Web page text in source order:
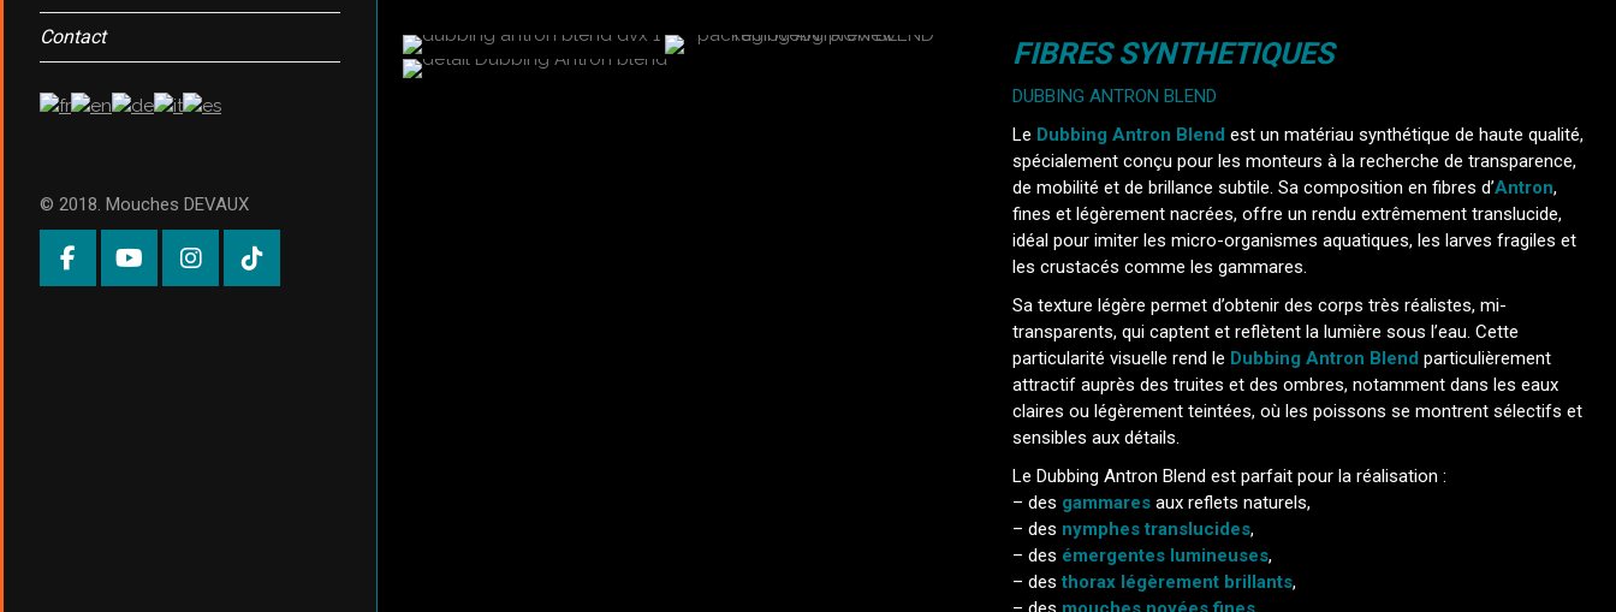
Contact
© 2018. Mouches DEVAUX
FIBRES SYNTHETIQUES
DUBBING ANTRON BLEND
Le Dubbing Antron Blend est un matériau synthétique de haute qualité,
spécialement conçu pour les monteurs à la recherche de transparence,
de mobilité et de brillance subtile. Sa composition en fibres d’Antron,
fines et légèrement nacrées, offre un rendu extrêmement translucide,
idéal pour imiter les micro-organismes aquatiques, les larves fragiles et
les crustacés comme les gammares.
Sa texture légère permet d’obtenir des corps très réalistes, mi-
transparents, qui captent et reflètent la lumière sous l’eau. Cette
particularité visuelle rend le Dubbing Antron Blend particulièrement
attractif auprès des truites et des ombres, notamment dans les eaux
claires ou légèrement teintées, où les poissons se montrent sélectifs et
sensibles aux détails.
Le Dubbing Antron Blend est parfait pour la réalisation :
– des gammares aux reflets naturels,
– des nymphes translucides,
– des émergentes lumineuses,
– des thorax légèrement brillants,